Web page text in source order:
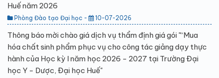
Huế năm 2026
Phòng Đào tạo Đại học - 10-07-2026
Thông báo mời chào giá dịch vụ thẩm định giá gói "“Mua
hóa chất sinh phẩm phục vụ cho công tác giảng dạy thực
hành của Học kỳ I năm học 2026 - 2027 tại Trường Đại
học Y - Dược, Đại học Huế"